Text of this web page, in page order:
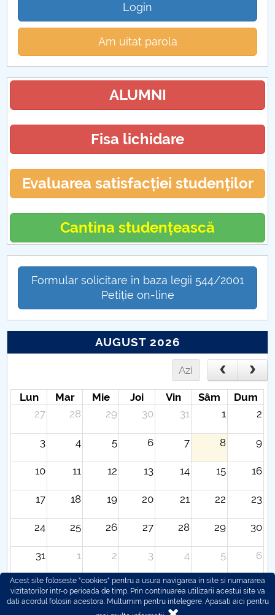
Login
Am uitat parola
ALUMNI
Fisa lichidare
Evaluarea satisfacției studenților
Cantina studențească
Formular solicitare în baza legii 544/2001
Petiție on-line
AUGUST 2026
Azi
Lun Mar Mie Joi Vin Sâm
Dum
27
28 29 30 31 1 2
3 4 5 6 7 8 9
10 11 12 13 14 15 16
17 18 19 20 21 22 23
24 25 26 27 28 29 30
31 1 2 3 4 5 6
Acest site foloseste "cookies" pentru a usura navigarea in site si numararea
vizitatorilor intr-o perioada de timp. Prin continuarea utilizarii acestui site va
dati acordul folosiri acestora. Multumim pentru intelegere. Apasati aici pentru